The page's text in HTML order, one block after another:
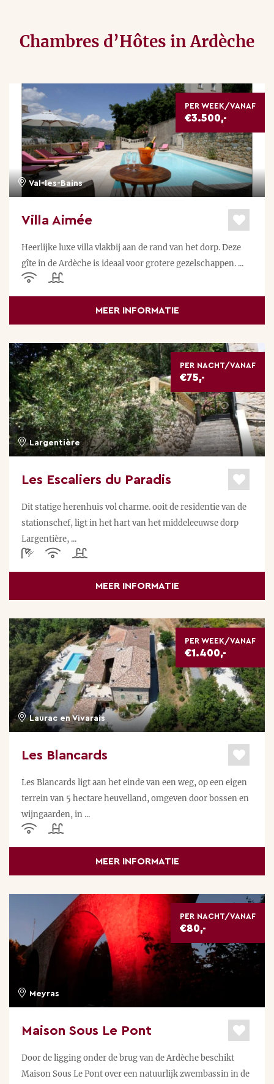
Chambres d’Hôtes in Ardèche
PER WEEK/VANAF
€3.500,-
Val-les-Bains
Villa Aimée
Heerlijke luxe villa vlakbij aan de rand van het dorp. Deze
gîte in de Ardèche is ideaal voor grotere gezelschappen. ...
MEER INFORMATIE
PER NACHT/VANAF
€75,-
Largentière
Les Escaliers du Paradis
Dit statige herenhuis vol charme. ooit de residentie van de
stationschef, ligt in het hart van het middeleeuwse dorp
Largentière, ...
MEER INFORMATIE
PER WEEK/VANAF
€1.400,-
Laurac en Vivarais
Les Blancards
Les Blancards ligt aan het einde van een weg, op een eigen
terrein van 5 hectare heuvelland, omgeven door bossen en
wijngaarden, in ...
MEER INFORMATIE
PER NACHT/VANAF
€80,-
Meyras
Maison Sous Le Pont
Door de ligging onder de brug van de Ardèche beschikt
Maison Sous Le Pont over een natuurlijk zwembassin in de